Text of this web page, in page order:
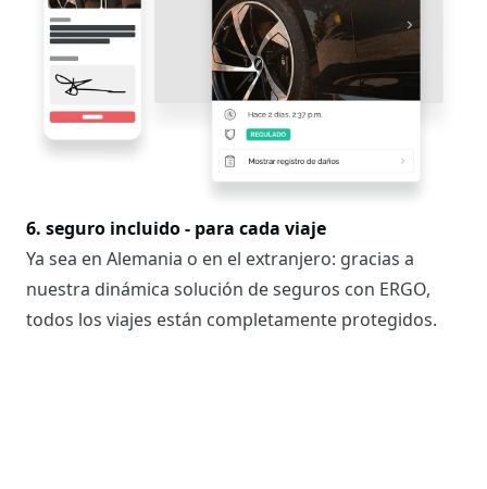
6. seguro incluido - para cada viaje
Ya sea en Alemania o en el extranjero: gracias a
nuestra dinámica solución de seguros con ERGO,
todos los viajes están completamente protegidos.